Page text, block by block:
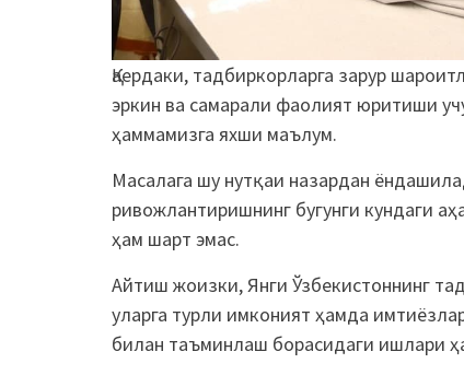
Қаердаки, тадбиркорларга зарур
эркин ва самарали фаолият юритиши
ҳаммамизга яхши маълум.
Масалага шу нутқаи назардан
ривожлантиришнинг бугунги кундаги
ҳам шарт эмас.
Айтиш жоизки, Янги Ўзбекистоннинг
уларга турли имконият ҳамда
билан таъминлаш борасидаги ишлари